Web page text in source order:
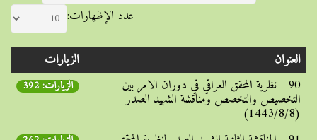
عدد الإظهارات:
العنوان
الزيارات
90 - نظریة المحقق العراقي في دوران الامر بین
التخصیص والتخصص ومناقشة الشهید الصدر
(1443/8/8)
الزيارات: 392